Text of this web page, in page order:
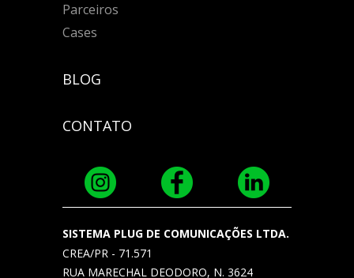
Parceiros
Cases
BLOG
CONTATO
SISTEMA PLUG DE COMUNICAÇÕES LTDA.
CREA/PR - 71.571
RUA MARECHAL DEODORO, N. 3624